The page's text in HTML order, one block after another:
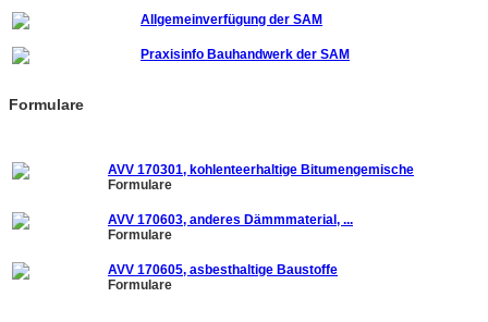
Allgemeinverfügung der SAM
Praxisinfo Bauhandwerk der SAM
Formulare
AVV 170301, kohlenteerhaltige Bitumengemische
Formulare
AVV 170603, anderes Dämmmaterial, ...
Formulare
AVV 170605, asbesthaltige Baustoffe
Formulare